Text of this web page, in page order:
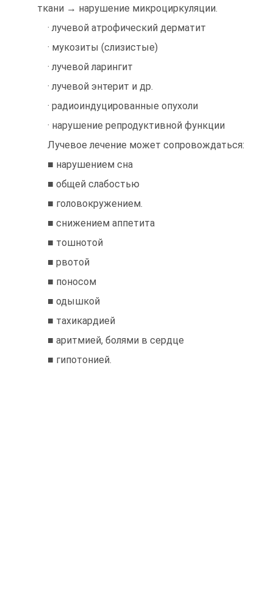
ткани → нарушение микроциркуляции.
· лучевой атрофический дерматит
· мукозиты (слизистые)
· лучевой ларингит
· лучевой энтерит и др.
· радиоиндуцированные опухоли
· нарушение репродуктивной функции
Лучевое лечение может сопровождаться:
■ нарушением сна
■ общей слабостью
■ головокружением.
■ снижением аппетита
■ тошнотой
■ рвотой
■ поносом
■ одышкой
■ тахикардией
■ аритмией, болями в сердце
■ гипотонией.